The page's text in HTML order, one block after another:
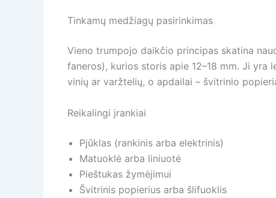
Tinkamų medžiagų pasirinkimas
Vieno trumpojo daikčio principas skatina
faneros), kurios storis apie 12–18 mm. Ji yra
vinių ar varžtelių, o apdailai – švitrinio
Reikalingi įrankiai
Pjūklas (rankinis arba elektrinis)
Matuoklė arba liniuotė
Pieštukas žymėjimui
Švitrinis popierius arba šlifuoklis